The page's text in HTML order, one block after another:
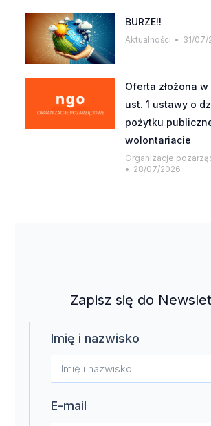
BURZE!!
Aktualności 31/07/
Oferta złożona
ust. 1 ustawy o
pożytku
wolontariacie
Organizacje
28/07/2026
Zapisz się do
Imię i nazwisko
E-mail